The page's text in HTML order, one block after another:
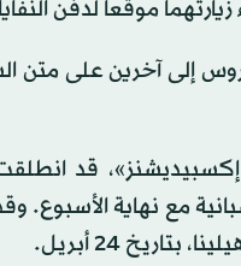
موقعاً لدفن
إلى آخرين على
قد